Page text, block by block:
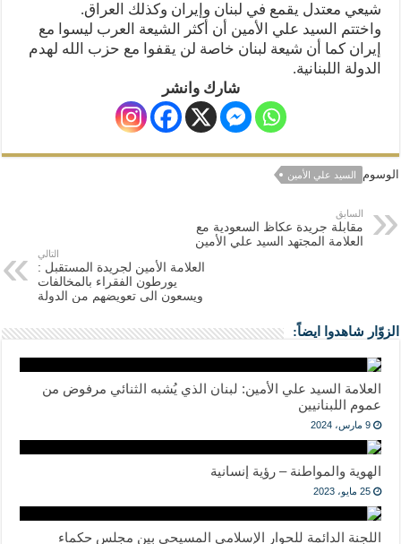
شيعي معتدل يقمع في لبنان وإيران وكذلك العراق.
واختتم السيد علي الأمين أن أكثر الشيعة العرب ليسوا مع
إيران كما أن شيعة لبنان خاصة لن يقفوا مع حزب الله لهدم
الدولة اللبنانية.
شارك وانشر
الوسوم السيد علي الأمين
السابق
مقابلة جريدة عكاظ السعودية مع
العلامة المجتهد السيد علي الأمين
التالي
العلامة الأمين لجريدة المستقبل :
يورطون الفقراء بالمخالفات
ويسعون الى تعويضهم من الدولة
الزوّار شاهدوا ايضاً:
العلامة السيد علي الأمين: لبنان الذي يُشبه الثنائي مرفوض من
عموم اللبنانيين
9 مارس، 2024
الهوية والمواطنة – رؤية إنسانية
25 مايو، 2023
اللجنة الدائمة للحوار الإسلامي المسيحي بين مجلس حكماء